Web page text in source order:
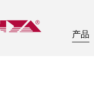
产品